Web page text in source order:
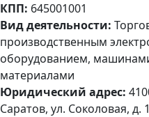
КПП: 645001001
Вид деятельности:
производственным
оборудованием,
материалами
Юридический адрес:
Саратов, ул. Соколовая, д.